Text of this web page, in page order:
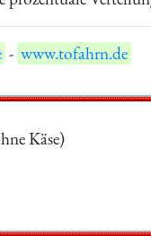
- www.tofahrn.de
Käse)